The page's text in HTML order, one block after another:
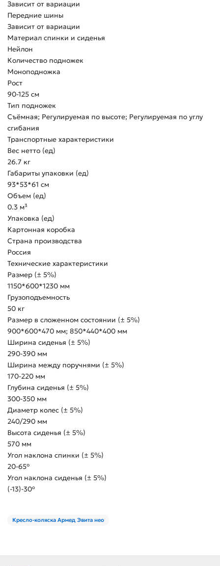
Зависит от вариации
Передние шины
Зависит от вариации
Материал спинки и сиденья
Нейлон
Количество подножек
Моноподножка
Рост
90-125 см
Тип подножек
Съёмная; Регулируемая по высоте; Регулируемая по углу
сгибания
Транспортные характеристики
Вес нетто (ед)
26.7 кг
Габариты упаковки (ед)
93*53*61 см
Объем (ед)
0.3 м³
Упаковка (ед)
Картонная коробка
Страна производства
Россия
Технические характеристики
Размер (± 5%)
1150*600*1230 мм
Грузоподъемность
50 кг
Размер в сложенном состоянии (± 5%)
900*600*470 мм; 850*440*400 мм
Ширина сиденья (± 5%)
290-390 мм
Ширина между поручнями (± 5%)
170-220 мм
Глубина сиденья (± 5%)
300-350 мм
Диаметр колес (± 5%)
240/290 мм
Высота сиденья (± 5%)
570 мм
Угол наклона спинки (± 5%)
20-65°
Угол наклона сиденья (± 5%)
(-13)-30°
Кресло-коляска Армед Эвита нео